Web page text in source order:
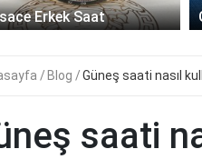
Erkek Saat
Blog Güneş saati nasıl
saati